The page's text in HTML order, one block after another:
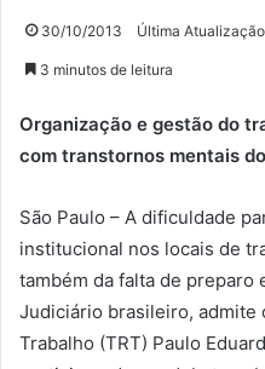
30/10/2013 Última
3 minutos de leitura
Organização e gestão do
com transtornos mentais
São Paulo – A dificuldade
institucional nos locais de
também da falta de preparo
Judiciário brasileiro, admite
Trabalho (TRT) Paulo